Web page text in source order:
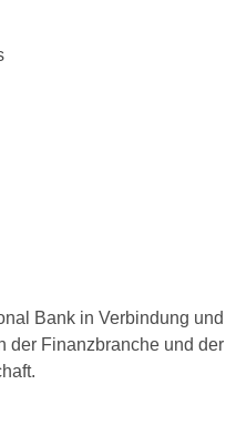
Bank in Verbindung und
der Finanzbranche und der